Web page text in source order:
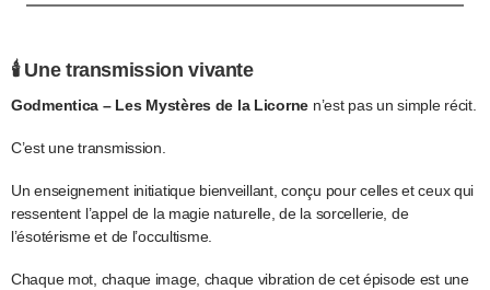
🕯️ Une transmission vivante
Godmentica – Les Mystères de la Licorne n’est pas un simple récit.
C’est une transmission.
Un enseignement initiatique bienveillant, conçu pour celles et ceux qui
ressentent l’appel de la magie naturelle, de la sorcellerie, de
l’ésotérisme et de l’occultisme.
Chaque mot, chaque image, chaque vibration de cet épisode est une